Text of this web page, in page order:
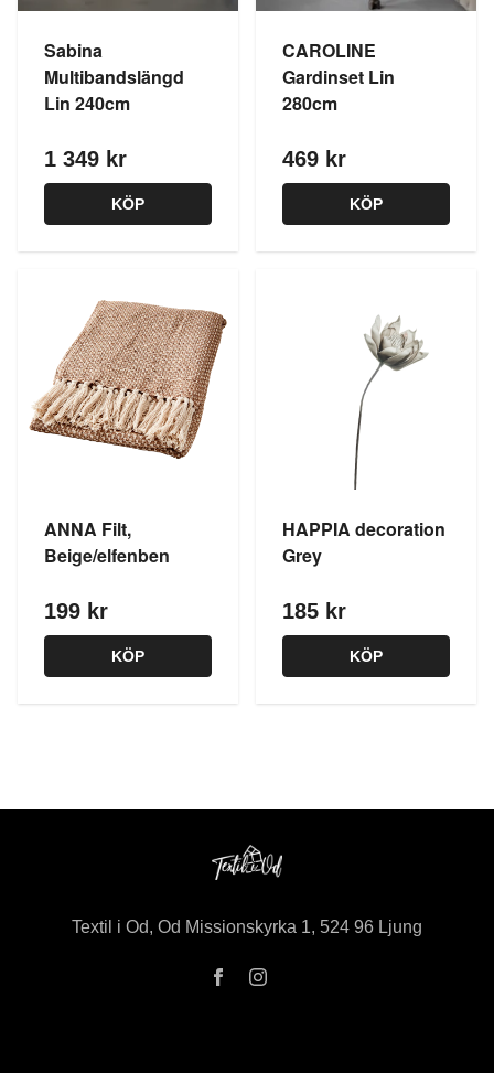
Sabina
Multibandslängd
Lin 240cm
1 349 kr
KÖP
CAROLINE
Gardinset Lin
280cm
469 kr
KÖP
ANNA Filt,
Beige/elfenben
199 kr
KÖP
HAPPIA decoration
Grey
185 kr
KÖP
Textil i Od, Od Missionskyrka 1, 524 96 Ljung